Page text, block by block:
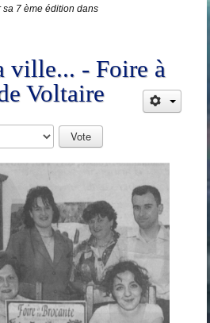
7 ème édition dans
ville... - Foire à
Voltaire